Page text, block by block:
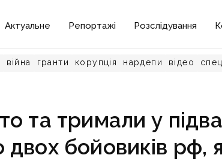
Актуальне Репортажі Розслідування
війна гранти корупція нардепи відео
та тримали у
бойовиків рф,